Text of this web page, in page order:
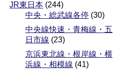
JR東日本 (244)
中央・総武線各停 (30)
中央線快速・青梅線・五
日市線 (23)
京浜東北線・根岸線・横
浜線・相模線 (41)